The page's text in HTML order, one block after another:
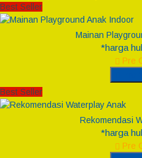
Best Seller
Mainan
*harga
Pre
Best Seller
Rekomendasi
*harga
Pre